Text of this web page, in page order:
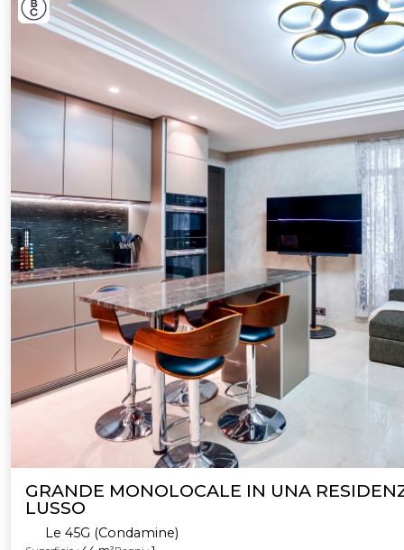
GRANDE MONOLOCALE IN UNA
LUSSO
Le 45G (Condamine)